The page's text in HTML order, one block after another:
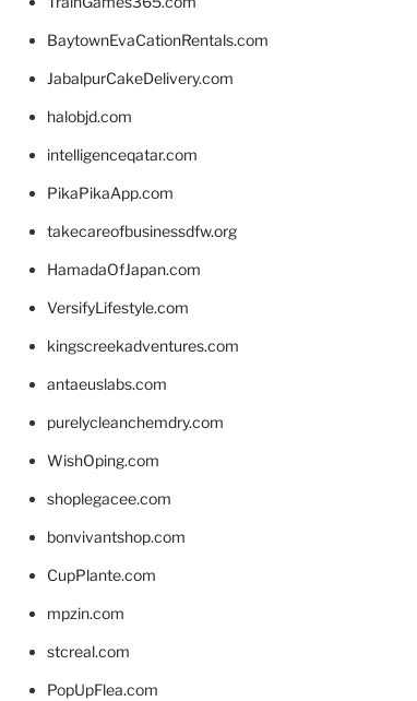
BaytownEvaCationRentals.com
JabalpurCakeDelivery.com
halobjd.com
intelligenceqatar.com
PikaPikaApp.com
takecareofbusinessdfw.org
HamadaOfJapan.com
VersifyLifestyle.com
kingscreekadventures.com
antaeuslabs.com
purelycleanchemdry.com
WishOping.com
shoplegacee.com
bonvivantshop.com
CupPlante.com
mpzin.com
stcreal.com
PopUpFlea.com